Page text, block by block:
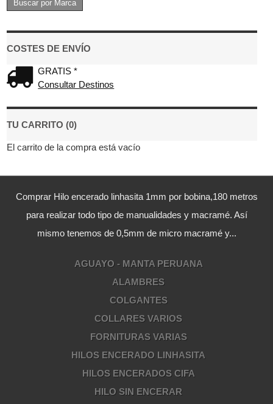
COSTES DE ENVÍO
GRATIS *
Consultar Destinos
TU CARRITO (0)
El carrito de la compra está vacío
Comprar Hilo encerado linhasita 1mm por bobina,180 metros
para realizar todo tipo de manualidades y macramé. Así
mismo tenemos de 0,5mm de micro macramé y...
AGUAYO - MANTA PERUANA
ALAMBRES
COLGANTES
COLLARES VARIOS
FORNITURAS VARIAS
HILOS ENCERADO LINHASITA
HILOS ENCERADOS CIFA
HILO SIN ENCERAR